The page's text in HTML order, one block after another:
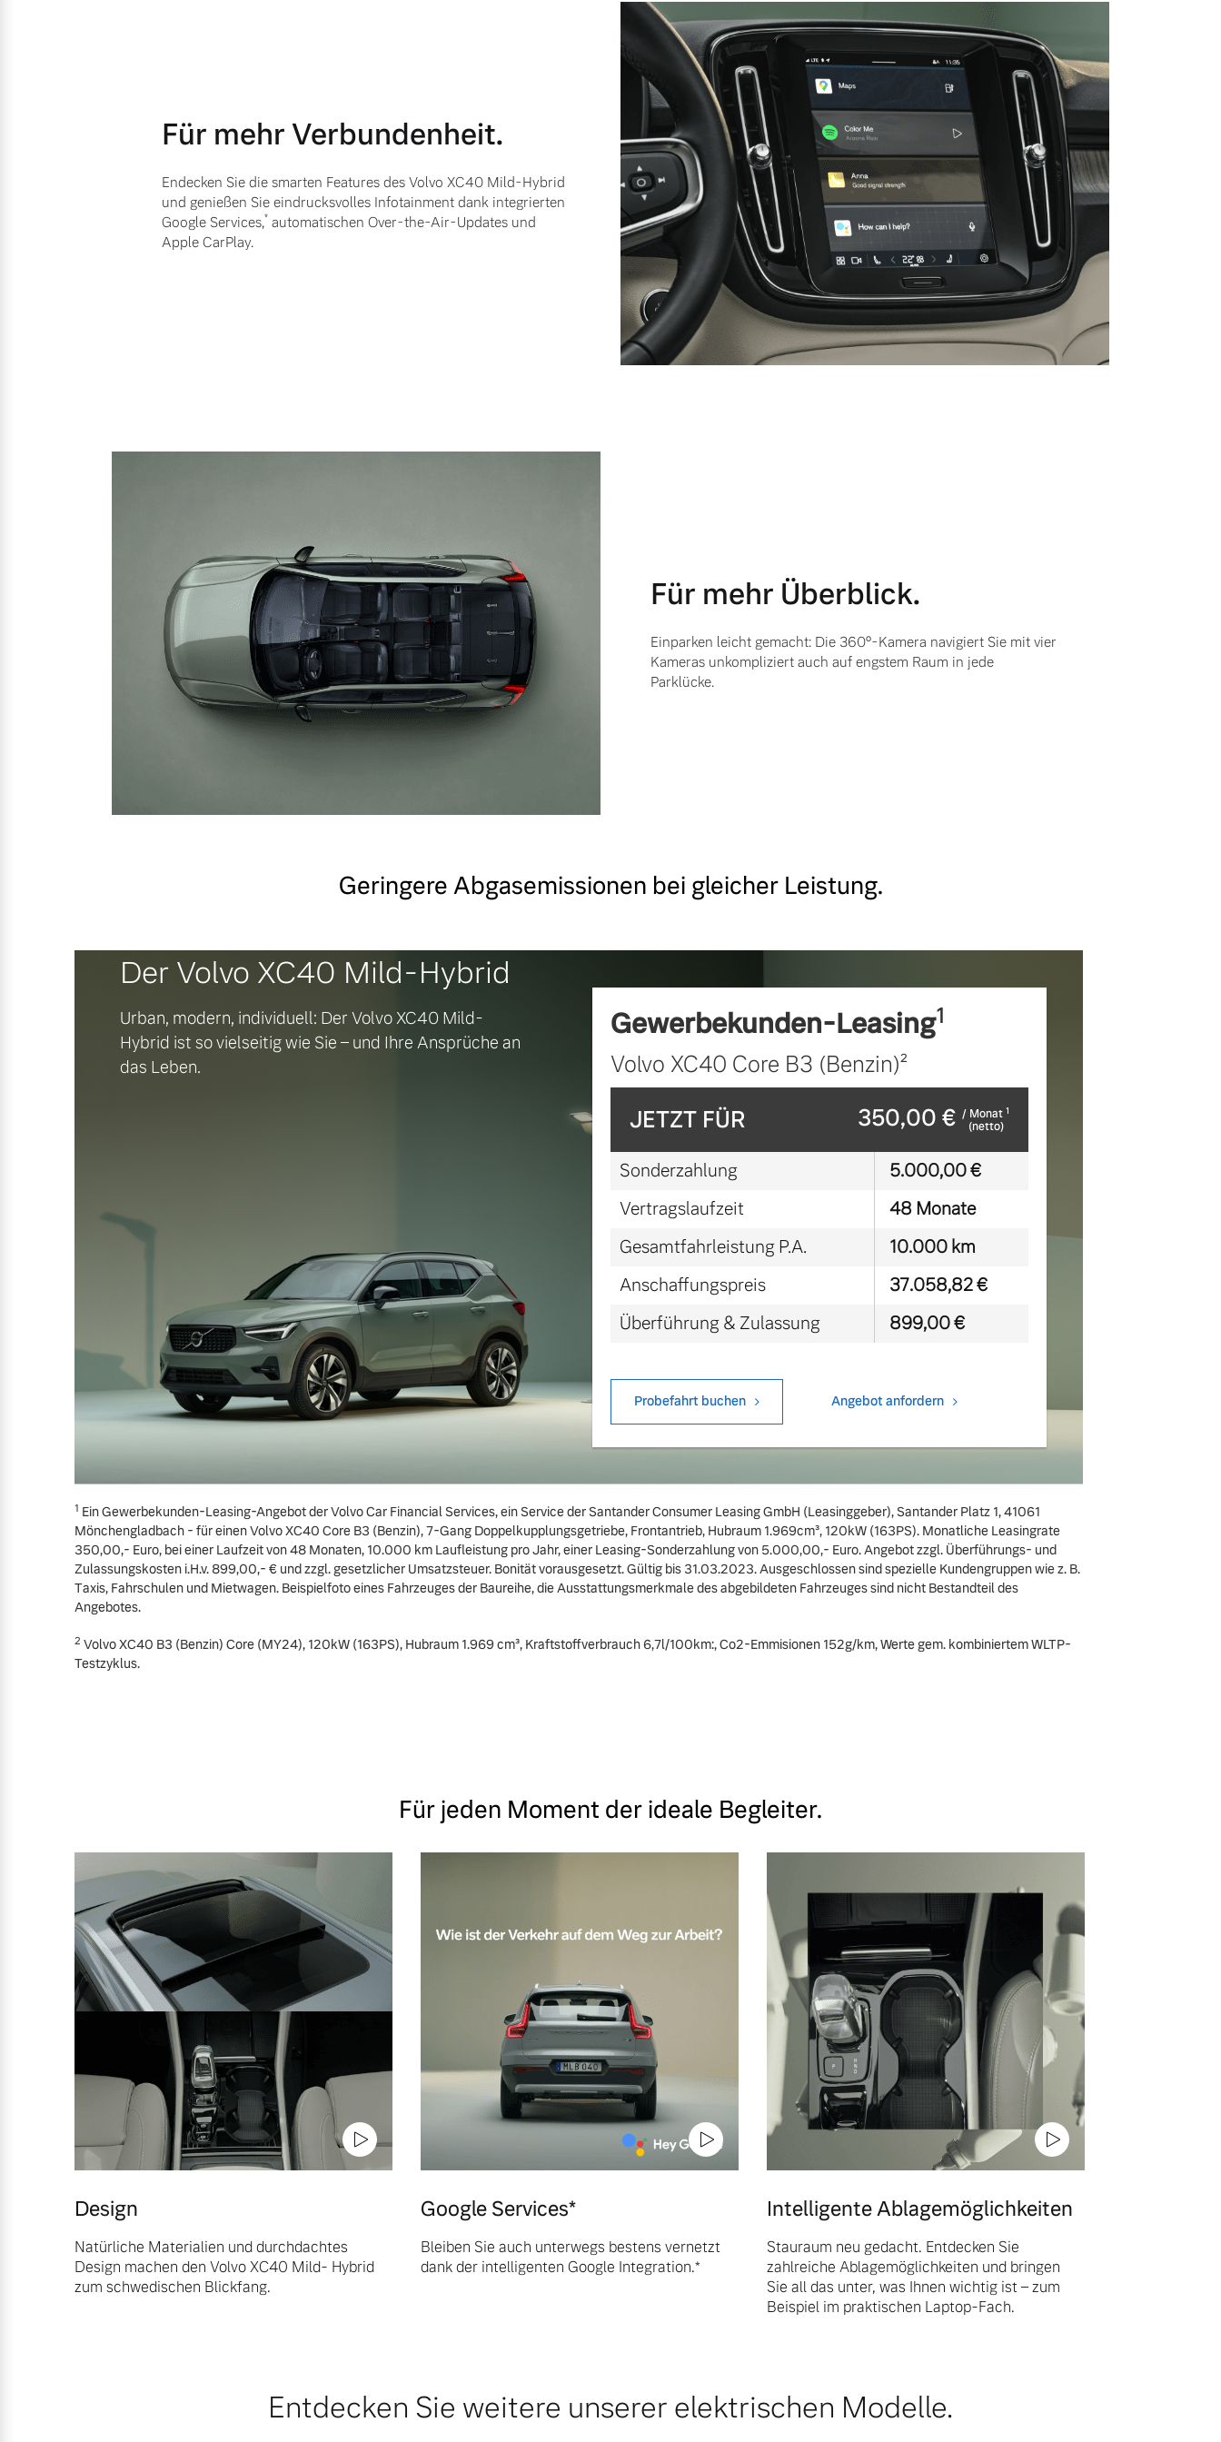
Volvo Selekt Gebrauchtwagen
Die Neuwagenalternative
Aktuelle Zubehörangebote
Aktuelle Serviceangebote
Sie erhalten bei uns eine Vielzahl von Original Volvo Winter- und Sommer Kompletträder.
Entdecken Sie unsere saisonalen Angebote.
Mehr erfahren
Finanzierung & Leasing
Für mehr Verbundenheit.
Endecken Sie die smarten Features des Volvo XC40 Mild-Hybrid
und genießen Sie eindrucksvolles Infotainment dank integrierten
Google Services,* automatischen Over-the-Air-Updates und
Apple CarPlay.
Für mehr Überblick.
Einparken leicht gemacht: Die 360°-Kamera navigiert Sie mit vier
Kameras unkompliziert auch auf engstem Raum in jede
Parklücke.
Geringere Abgasemissionen bei gleicher Leistung.
Der Volvo XC40 Mild-Hybrid
Urban, modern, individuell: Der Volvo XC40 Mild-
Hybrid ist so vielseitig wie Sie – und Ihre Ansprüche an
das Leben.
Gewerbekunden-Leasing1
Volvo XC40 Core B3 (Benzin)²
JETZT FÜR
350,00 € / Monat 1
(netto)
Sonderzahlung
5.000,00 €
Vertragslaufzeit
48 Monate
Gesamtfahrleistung P.A.
10.000 km
Anschaffungspreis
37.058,82 €
Überführung & Zulassung
899,00 €
Probefahrt buchen Angebot anfordern
1 Ein Gewerbekunden-Leasing-Angebot der Volvo Car Financial Services, ein Service der Santander Consumer Leasing GmbH (Leasinggeber), Santander Platz 1, 41061
Mönchengladbach - für einen Volvo XC40 Core B3 (Benzin), 7-Gang Doppelkupplungsgetriebe, Frontantrieb, Hubraum 1.969cm³, 120kW (163PS). Monatliche Leasingrate
350,00,- Euro, bei einer Laufzeit von 48 Monaten, 10.000 km Laufleistung pro Jahr, einer Leasing-Sonderzahlung von 5.000,00,- Euro. Angebot zzgl. Überführungs- und
Zulassungskosten i.H.v. 899,00,- € und zzgl. gesetzlicher Umsatzsteuer. Bonität vorausgesetzt. Gültig bis 31.03.2023. Ausgeschlossen sind spezielle Kundengruppen wie z. B.
Taxis, Fahrschulen und Mietwagen. Beispielfoto eines Fahrzeuges der Baureihe, die Ausstattungsmerkmale des abgebildeten Fahrzeuges sind nicht Bestandteil des
Angebotes.
2 Volvo XC40 B3 (Benzin) Core (MY24), 120kW (163PS), Hubraum 1.969 cm³, Kraftstoffverbrauch 6,7l/100km:, Co2-Emmisionen 152g/km, Werte gem. kombiniertem WLTP-
Testzyklus.
Für jeden Moment der ideale Begleiter.
Design
Natürliche Materialien und durchdachtes
Design machen den Volvo XC40 Mild- Hybrid
zum schwedischen Blickfang.
Google Services*
Bleiben Sie auch unterwegs bestens vernetzt
dank der intelligenten Google Integration.*
Intelligente Ablagemöglichkeiten
Stauraum neu gedacht. Entdecken Sie
zahlreiche Ablagemöglichkeiten und bringen
Sie all das unter, was Ihnen wichtig ist – zum
Beispiel im praktischen Laptop-Fach.
Entdecken Sie weitere unserer elektrischen Modelle.